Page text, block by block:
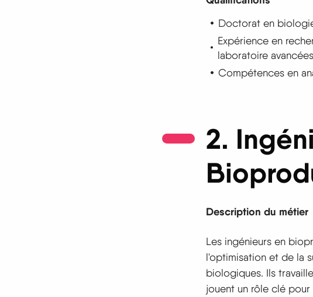
Doctorat en
Expérience en
laboratoire
Compétences en
2.
Description du métier
Les ingénieurs en
l'optimisation et de la
biologiques. Ils
jouent un rôle clé